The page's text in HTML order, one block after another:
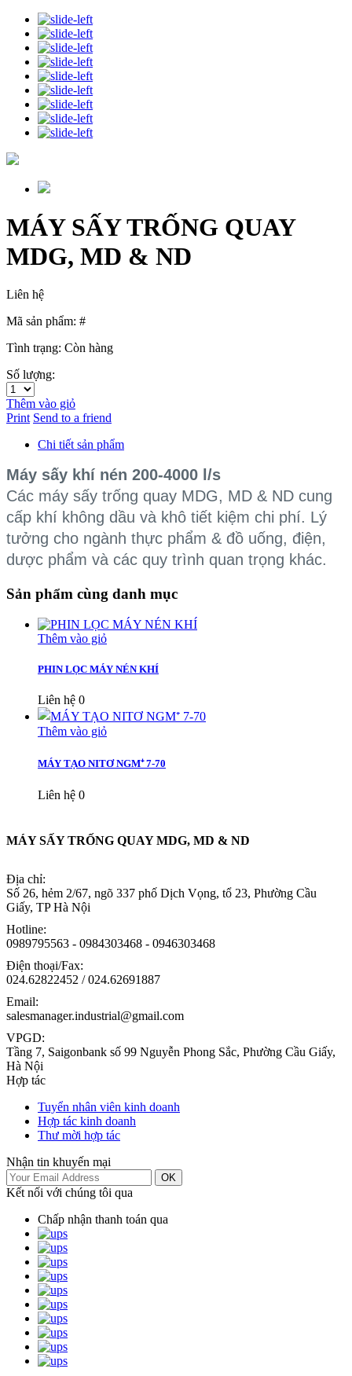
MÁY SẤY TRỐNG QUAY
MDG, MD & ND
Liên hệ
Mã sản phẩm: #
Tình trạng: Còn hàng
Số lượng:
Thêm vào giỏ
Print Send to a friend
Chi tiết sản phẩm
Máy sấy khí nén 200-4000 l/s
Các máy sấy trống quay MDG, MD & ND cung
cấp khí không dầu và khô tiết kiệm chi phí. Lý
tưởng cho ngành thực phẩm & đồ uống, điện,
dược phẩm và các quy trình quan trọng khác.
Sản phẩm cùng danh mục
Thêm vào giỏ
PHIN LỌC MÁY NÉN KHÍ
Liên hệ 0
Thêm vào giỏ
MÁY TẠO NITƠ NGM⁺ 7-70
Liên hệ 0
MÁY SẤY TRỐNG QUAY MDG, MD & ND
Địa chỉ:
Số 26, hẻm 2/67, ngõ 337 phố Dịch Vọng, tổ 23, Phường Cầu
Giấy, TP Hà Nội
Hotline:
0989795563 - 0984303468 - 0946303468
Điện thoại/Fax:
024.62822452 / 024.62691887
Email:
salesmanager.industrial@gmail.com
VPGD:
Tầng 7, Saigonbank số 99 Nguyễn Phong Sắc, Phường Cầu Giấy,
Hà Nội
Hợp tác
Tuyển nhân viên kinh doanh
Hợp tác kinh doanh
Thư mời hợp tác
Nhận tin khuyến mại
OK
Kết nối với chúng tôi qua
Chấp nhận thanh toán qua